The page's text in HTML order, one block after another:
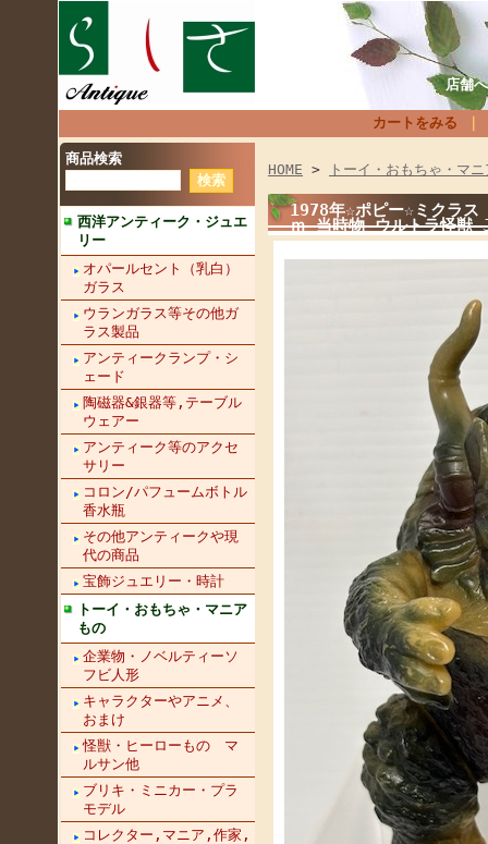
店舗
カートをみる
商品検索
西洋アンティーク・ジュエ
リー
オパールセント（乳白）
ガラス
ウランガラス等その他ガ
ラス製品
アンティークランプ・シ
ェード
陶磁器&銀器等,テーブル
ウェアー
アンティーク等のアクセ
サリー
コロン/パフュームボトル
香水瓶
その他アンティークや現
代の商品
宝飾ジュエリー・時計
トーイ・おもちゃ・マニア
もの
企業物・ノベルティーソ
フビ人形
キャラクターやアニメ、
おまけ
怪獣・ヒーローもの マ
ルサン他
ブリキ・ミニカー・プラ
モデル
コレクター,マニア,作家,
HOME > トーイ・おもちゃ・マ
1978年☆ポピー☆ミクラス
ｍ 当時物 ウルトラ怪獣